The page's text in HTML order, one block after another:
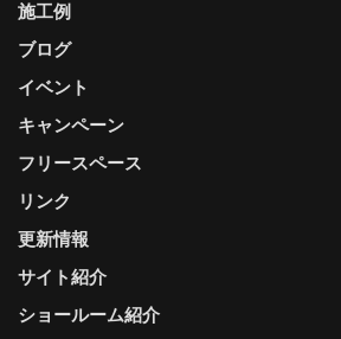
更新情報
サイト紹介
ショールーム紹介
施工例
ブログ
イベント
キャンペーン
フリースペース
リンク